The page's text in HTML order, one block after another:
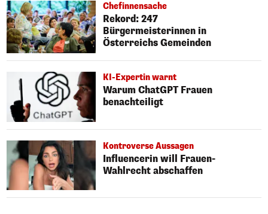
Chefinnensache
Rekord: 247
Bürgermeisterinnen in
Österreichs Gemeinden
KI-Expertin warnt
Warum ChatGPT Frauen
benachteiligt
Kontroverse Aussagen
Influencerin will Frauen-
Wahlrecht abschaffen